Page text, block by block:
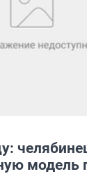
модель